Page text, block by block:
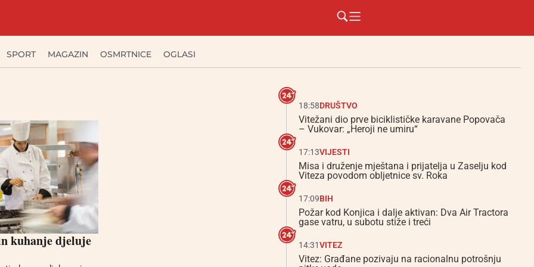
SPORT MAGAZIN OSMRTNICE OGLASI
kuhanje djeluje
18:58DRUŠTVO
Vitežani dio prve biciklističke karavane Popovača
– Vukovar: „Heroji ne umiru“
17:13VIJESTI
Misa i druženje mještana i prijatelja u Zaselju kod
Viteza povodom obljetnice sv. Roka
17:09BIH
Požar kod Konjica i dalje aktivan: Dva Air Tractora
gase vatru, u subotu stiže i treći
14:31VITEZ
Vitez: Građane pozivaju na racionalnu potrošnju